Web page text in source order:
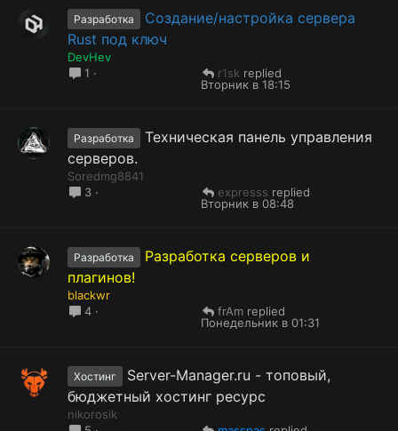
Разработка
Создание/настройка сервера
Rust под ключ
DevHev
1
Вторник в 18:15
r1sk
Разработка
Техническая панель управления
серверов.
Soredmg8841
3
Вторник в 08:48
expresss
Разработка
Разработка серверов и
плагинов!
blackwr
4
Понедельник в 01:31
frAm
Хостинг
Server-Manager.ru - топовый,
бюджетный хостинг ресурс
nikorosik